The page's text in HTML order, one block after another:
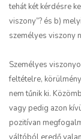
tehát két kérdésre
viszony”? és b)
személyes viszony
Személyes
feltételre,
nem tűnik ki.
vagy pedig azon
pozitívan